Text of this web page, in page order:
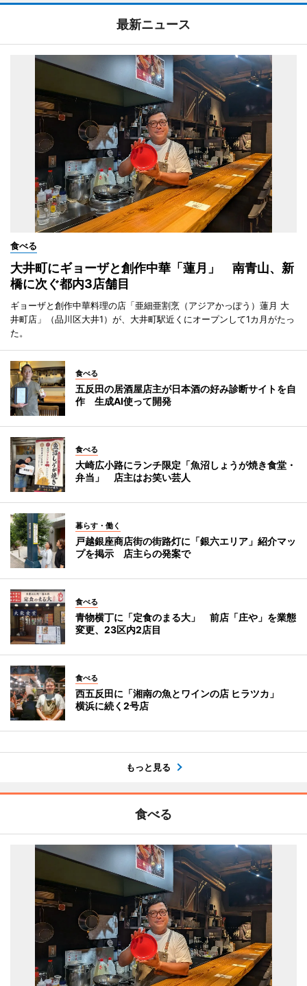
最新ニュース
食べる
大井町にギョーザと創作中華「蓮月」 南青山、新
橋に次ぐ都内3店舗目
ギョーザと創作中華料理の店「亜細亜割烹（アジアかっぽう）蓮月 大
井町店」（品川区大井1）が、大井町駅近くにオープンして1カ月がたっ
た。
食べる
五反田の居酒屋店主が日本酒の好み診断サイトを自
作 生成AI使って開発
食べる
大崎広小路にランチ限定「魚沼しょうが焼き食堂・
弁当」 店主はお笑い芸人
暮らす・働く
戸越銀座商店街の街路灯に「銀六エリア」紹介マッ
プを掲示 店主らの発案で
食べる
青物横丁に「定食のまる大」 前店「庄や」を業態
変更、23区内2店目
食べる
西五反田に「湘南の魚とワインの店 ヒラツカ」
横浜に続く2号店
もっと見る
食べる